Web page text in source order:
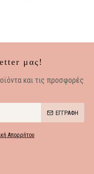
μας!
και τις προσφορές
ΕΓΓΡΑΦΗ
Απορρήτου